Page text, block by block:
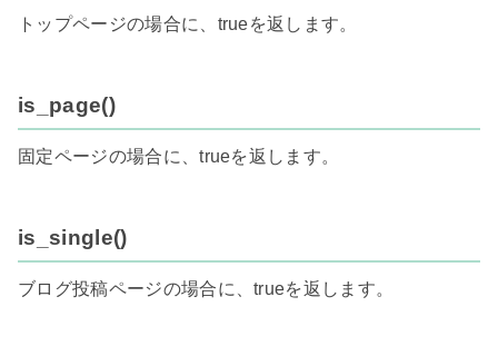
トップページの場合に、trueを返します。
is_page()
固定ページの場合に、trueを返します。
is_single()
ブログ投稿ページの場合に、trueを返します。